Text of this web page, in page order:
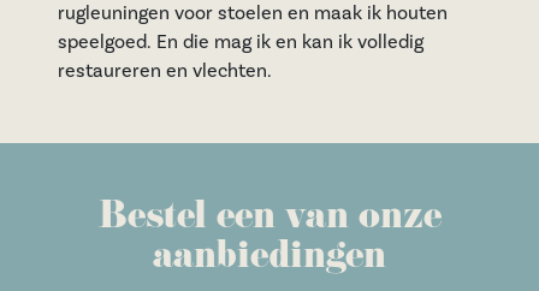
rugleuningen voor stoelen en maak ik houten
speelgoed. En die mag ik en kan ik volledig
restaureren en vlechten.
Bestel een van onze
aanbiedingen